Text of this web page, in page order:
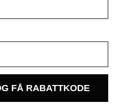
1,000 kg
FÅ RABATTKODE